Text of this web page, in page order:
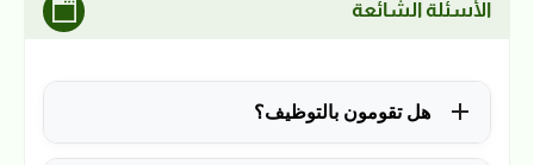
الأسئلة الشائعة
هل تقومون بالتوظيف؟
للأسف لا، في الوقت الحالي نقوم فقط بنشر الوظائف